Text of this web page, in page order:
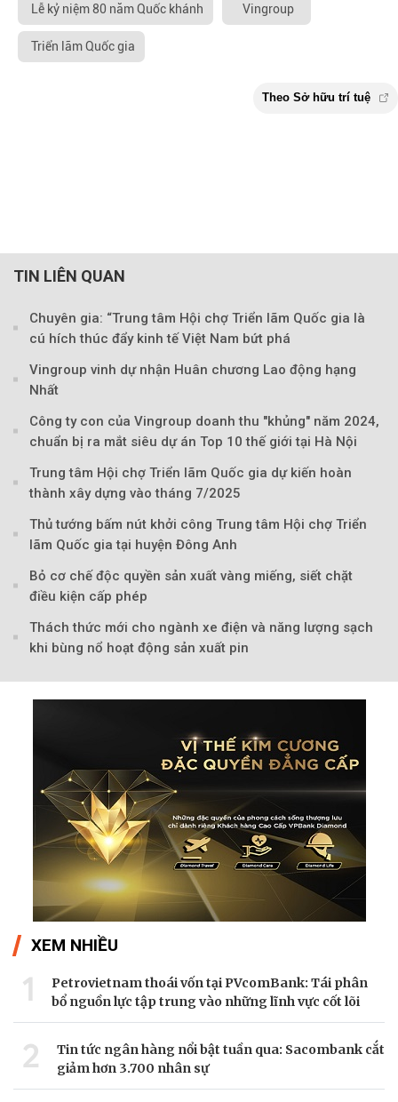
Lễ kỷ niệm 80 năm Quốc khánh Vingroup
Triển lãm Quốc gia
Theo Sở hữu trí
TIN LIÊN QUAN
Chuyên gia: “Trung tâm Hội chợ Triển lãm Quốc gia là
cú hích thúc đẩy kinh tế Việt Nam bứt phá
Vingroup vinh dự nhận Huân chương Lao động hạng
Nhất
Công ty con của Vingroup doanh thu "khủng" năm 2024,
chuẩn bị ra mắt siêu dự án Top 10 thế giới tại Hà Nội
Trung tâm Hội chợ Triển lãm Quốc gia dự kiến hoàn
thành xây dựng vào tháng 7/2025
Thủ tướng bấm nút khởi công Trung tâm Hội chợ Triển
lãm Quốc gia tại huyện Đông Anh
Bỏ cơ chế độc quyền sản xuất vàng miếng, siết chặt
điều kiện cấp phép
Thách thức mới cho ngành xe điện và năng lượng sạch
khi bùng nổ hoạt động sản xuất pin
XEM NHIỀU
1
Petrovietnam thoái vốn tại PVcomBank: Tái phân
bổ nguồn lực tập trung vào những lĩnh vực cốt lõi
2
Tin tức ngân hàng nổi bật tuần qua: Sacombank cắt
giảm hơn 3.700 nhân sự